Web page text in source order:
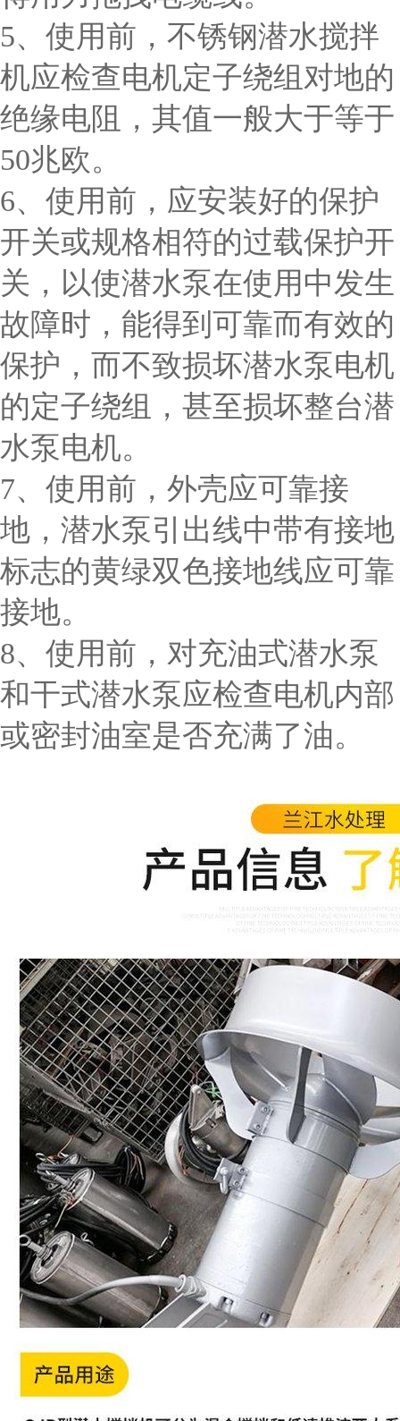
5、使用前，不锈钢潜水搅拌
机应检查电机定子绕组对地的
绝缘电阻，其值一般大于等于
50兆欧。
6、使用前，应安装好的保护
开关或规格相符的过载保护开
关，以使潜水泵在使用中发生
故障时，能得到可靠而有效的
保护，而不致损坏潜水泵电机
的定子绕组，甚至损坏整台潜
水泵电机。
7、使用前，外壳应可靠接
地，潜水泵引出线中带有接地
标志的黄绿双色接地线应可靠
接地。
8、使用前，对充油式潜水泵
和干式潜水泵应检查电机内部
或密封油室是否充满了油。